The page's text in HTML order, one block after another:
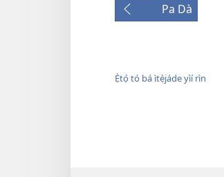
Pa Dà
Ẹ̀tọ́ tó bá ìtẹ̀jáde yìí rìn